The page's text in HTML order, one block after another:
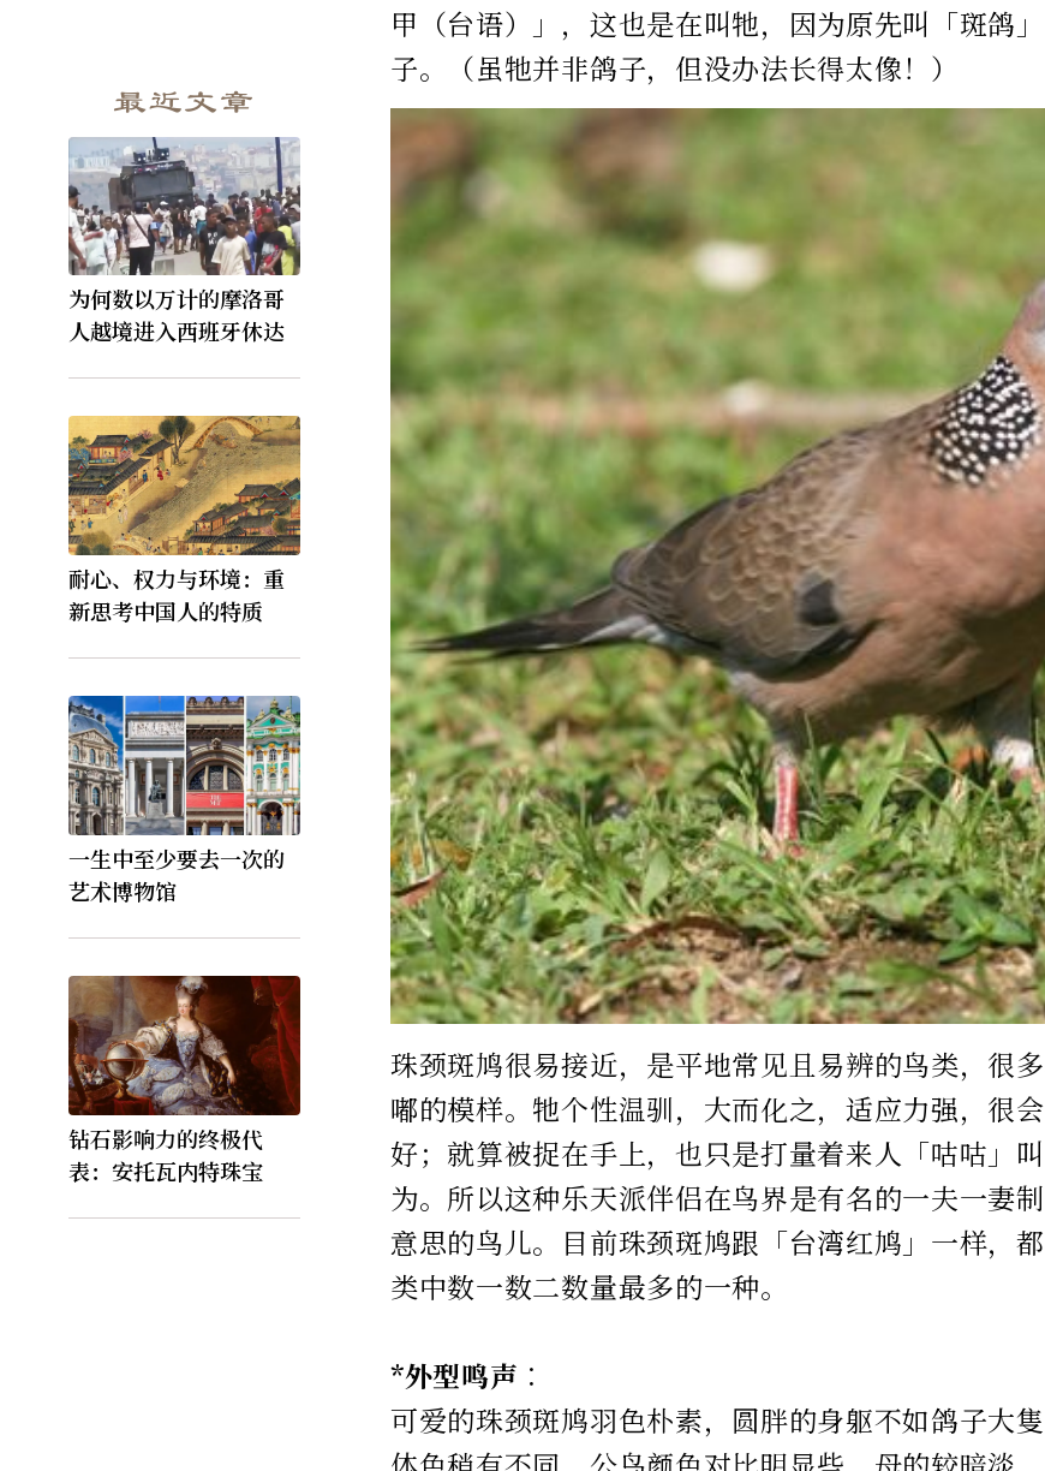
最近文章
为何数以万计的摩洛哥
人越境进入西班牙休达
耐心、权力与环境：重
新思考中国人的特质
一生中至少要去一次的
艺术博物馆
钻石影响力的终极代
表：安托瓦内特珠宝
甲（台语）」，这也是在叫牠，因为原先叫「斑鸽
子。（虽牠并非鸽子，但没办法长得太像！）
珠颈斑鸠很易接近，是平地常见且易辨的鸟类，很
嘟的模样。牠个性温驯，大而化之，适应力强，很
好；就算被捉在手上，也只是打量着来人「咕咕」
为。所以这种乐天派伴侣在鸟界是有名的一夫一妻
意思的鸟儿。目前珠颈斑鸠跟「台湾红鸠」一样，
类中数一数二数量最多的一种。
*外型鸣声︰
可爱的珠颈斑鸠羽色朴素，圆胖的身躯不如鸽子大